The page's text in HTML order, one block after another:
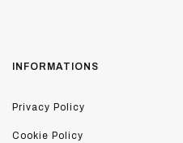
INFORMATIONS
Privacy Policy
Cookie Policy